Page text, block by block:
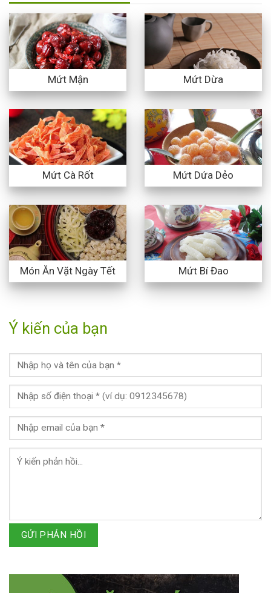
Mứt Mận Mứt Dừa
Mứt Cà Rốt Mứt Dứa Dẻo
Món Ăn Vặt Ngày Tết Mứt Bí Đao
Ý kiến của bạn
GỬI PHẢN HỒI